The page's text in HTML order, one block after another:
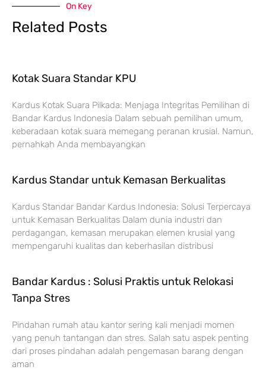
On Key
Related Posts
Kotak Suara Standar KPU
Kardus Kotak Suara Pilkada: Menjaga Integritas Pemilihan di
Bandar Kardus Indonesia Dalam sebuah pemilihan umum,
keberadaan kotak suara memegang peranan krusial. Namun,
pernahkah Anda membayangkan
Kardus Standar untuk Kemasan Berkualitas
Kardus Standar Bandar Kardus Indonesia: Solusi Terpercaya
untuk Kemasan Berkualitas Dalam dunia industri dan
perdagangan, kemasan merupakan elemen krusial yang
mempengaruhi kualitas dan keberhasilan distribusi
Bandar Kardus : Solusi Praktis untuk Relokasi
Tanpa Stres
Pindahan rumah atau kantor sering kali menjadi momen
yang penuh tantangan dan stres. Salah satu aspek penting
dari proses pindahan adalah pengemasan barang dengan
aman